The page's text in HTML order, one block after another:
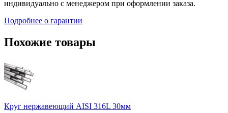
индивидуально с менеджером при оформлении заказа.
Подробнее о гарантии
Похожие товары
Круг нержавеющий AISI 316L 30мм